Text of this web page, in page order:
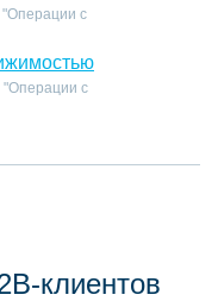
"Операции с
"Операции с
клиентов